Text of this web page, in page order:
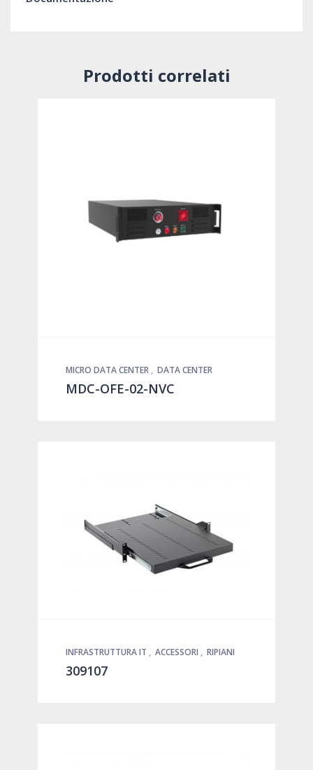
Prodotti correlati
MICRO DATA CENTER , DATA CENTER
MDC-OFE-02-NVC
INFRASTRUTTURA IT , ACCESSORI , RIPIANI
309107